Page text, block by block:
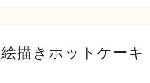
描きホットケーキ